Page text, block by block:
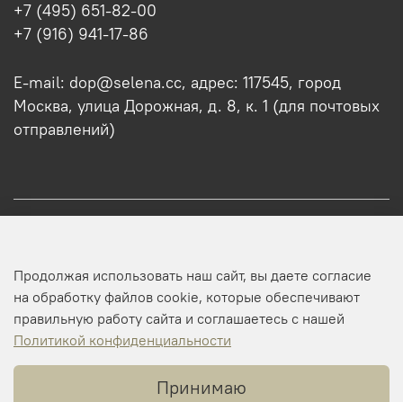
Оптовикам
Профиль
+7 (495) 651-82-00
+7 (916) 941-17-86
E-mail: dop@selena.cc, адрес: 117545, город
Москва, улица Дорожная, д. 8, к. 1 (для почтовых
отправлений)
Продолжая использовать наш сайт, вы даете согласие
на обработку файлов cookie, которые обеспечивают
правильную работу сайта и соглашаетесь с нашей
Политикой конфиденциальности
Принимаю